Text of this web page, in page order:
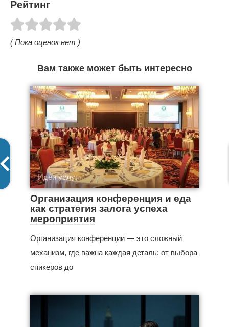
Рейтинг
( Пока оценок нет )
Вам также может быть интересно
Идеи услуг
Организация конференция и еда
как стратегия залога успеха
мероприятия
Организация конференции — это сложный
механизм, где важна каждая деталь: от выбора
спикеров до